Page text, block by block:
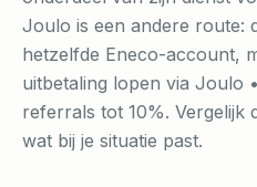
Joulo is een andere route:
hetzelfde Eneco-account,
uitbetaling lopen via Joulo
referrals tot 10%. Vergelijk
wat bij je situatie past.